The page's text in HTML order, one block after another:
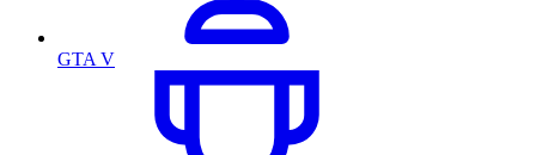
GTA V